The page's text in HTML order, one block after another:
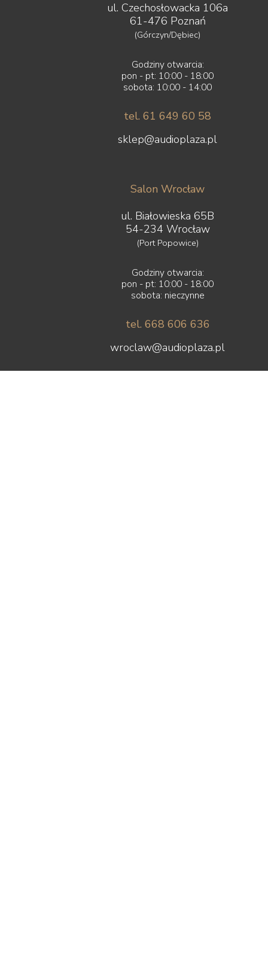
ul. Czechosłowacka 106a
61-476 Poznań
(Górczyn/Dębiec)
Godziny otwarcia:
pon - pt: 10:00 - 18:00
sobota: 10:00 - 14:00
tel. 61 649 60 58
sklep@audioplaza.pl
Salon Wrocław
ul. Białowieska 65B
54-234 Wrocław
(Port Popowice)
Godziny otwarcia:
pon - pt: 10:00 - 18:00
sobota: nieczynne
tel. 668 606 636
wroclaw@audioplaza.pl